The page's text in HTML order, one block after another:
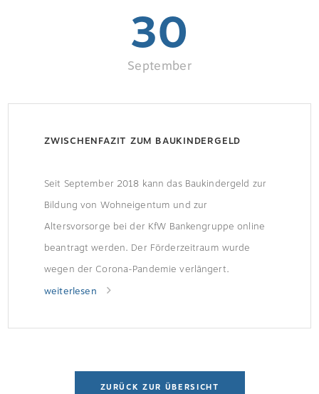
30
September
ZWISCHENFAZIT ZUM BAUKINDERGELD
Seit September 2018 kann das Baukindergeld zur
Bildung von Wohneigentum und zur
Altersvorsorge bei der KfW Bankengruppe online
beantragt werden. Der Förderzeitraum wurde
wegen der Corona-Pandemie verlängert.
Förderung wurde gut angenommen Bislang
dem Baukindergeld gefördert, zwei Drittel von
durchschnittliche zu versteuernde […]
weiterlesen
ZURÜCK ZUR ÜBERSICHT